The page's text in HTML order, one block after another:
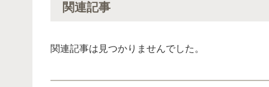
関連記事
関連記事は見つかりませんでした。